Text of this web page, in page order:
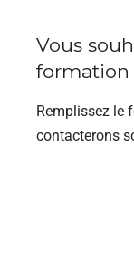
Vous
formation
Remplissez le
contacterons